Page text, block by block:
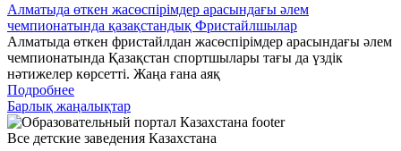
Алматыда өткен жасөспірімдер арасындағы әлем
чемпионатында қазақстандық Фристайлшылар
Алматыда өткен фристайлдан жасөспірімдер арасындағы әлем
чемпионатында Қазақстан спортшылары тағы да үздік
нәтижелер көрсетті. Жаңа ғана аяқ
Подробнее
Барлық жаңалықтар
Все детские заведения Казахстана